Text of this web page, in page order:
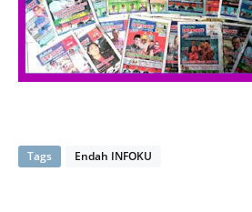
Tags Endah INFOKU